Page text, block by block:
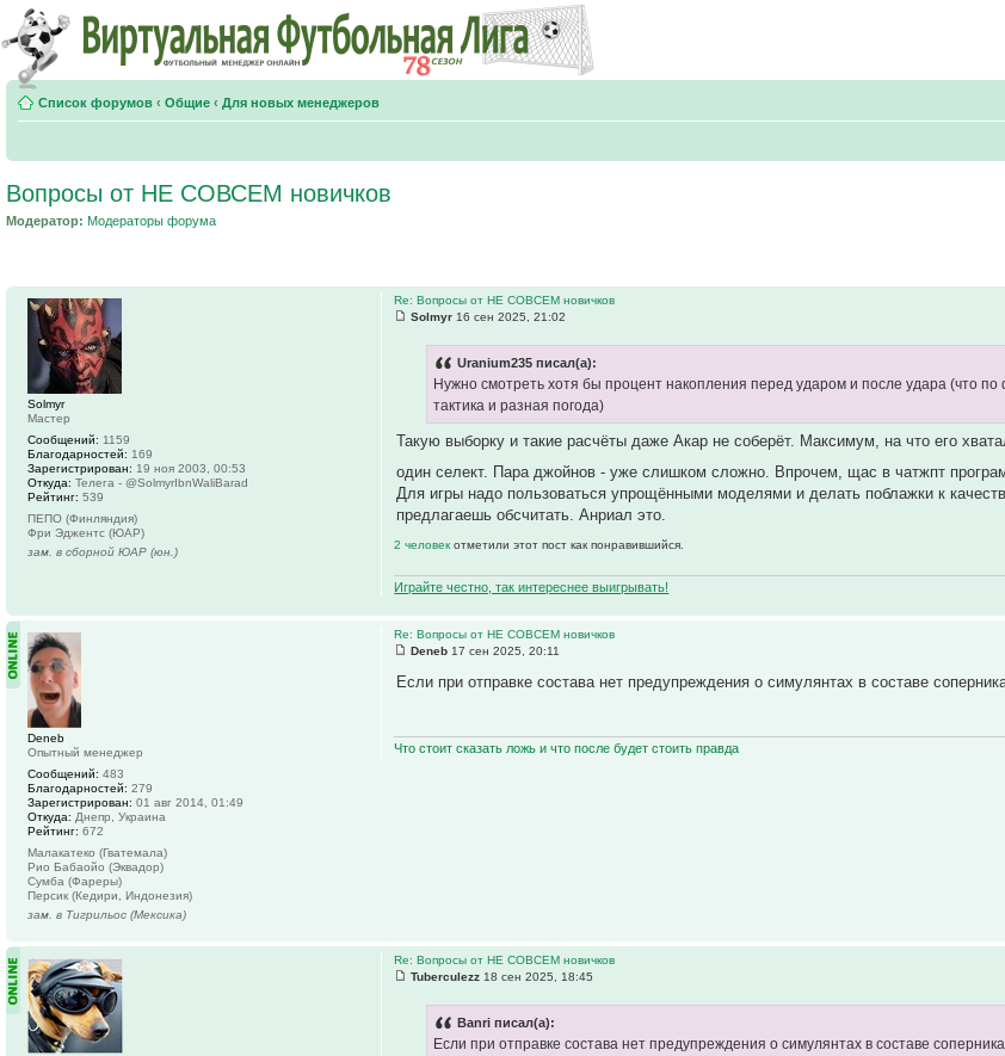
Список форумов ‹ Общие ‹ Для новых менеджеров
Вопросы от НЕ СОВСЕМ новичков
Модератор: Модераторы форума
Re: Вопросы от НЕ СОВСЕМ новичков
Solmyr 16 сен 2025, 21:02
Uranium235 писал(а):
Нужно смотреть хотя бы процент накопления перед ударом и после удара (что
тактика и разная погода)
Такую выборку и такие расчёты даже Акар не соберёт. Максимум, на что его
один селект. Пара джойнов - уже слишком сложно. Впрочем, щас в чатжпт
Для игры надо пользоваться упрощёнными моделями и делать поблажки к
предлагаешь обсчитать. Анриал это.
2 человекотметили этот пост как понравившийся.
Играйте честно, так интереснее выигрывать!
Solmyr
Мастер
Сообщений: 1159
Благодарностей: 169
Зарегистрирован: 19 ноя 2003, 00:53
Откуда: Телега - @SolmyrIbnWaliBarad
Рейтинг: 539
ПЕПО (Финляндия)
Фри Эджентс (ЮАР)
зам. в сборной ЮАР (юн.)
Re: Вопросы от НЕ СОВСЕМ новичков
Deneb 17 сен 2025, 20:11
Если при отправке состава нет предупреждения о симулянтах в составе
Что стоит сказать ложь и что после будет стоить правда
Deneb
Опытный менеджер
Сообщений: 483
Благодарностей: 279
Зарегистрирован: 01 авг 2014, 01:49
Откуда: Днепр, Украина
Рейтинг: 672
Малакатеко (Гватемала)
Рио Бабаойо (Эквадор)
Сумба (Фареры)
Персик (Кедири, Индонезия)
зам. в Тигрильос (Мексика)
Re: Вопросы от НЕ СОВСЕМ новичков
Tuberculezz 18 сен 2025, 18:45
Banri писал(а):
Если при отправке состава нет предупреждения о симулянтах в составе